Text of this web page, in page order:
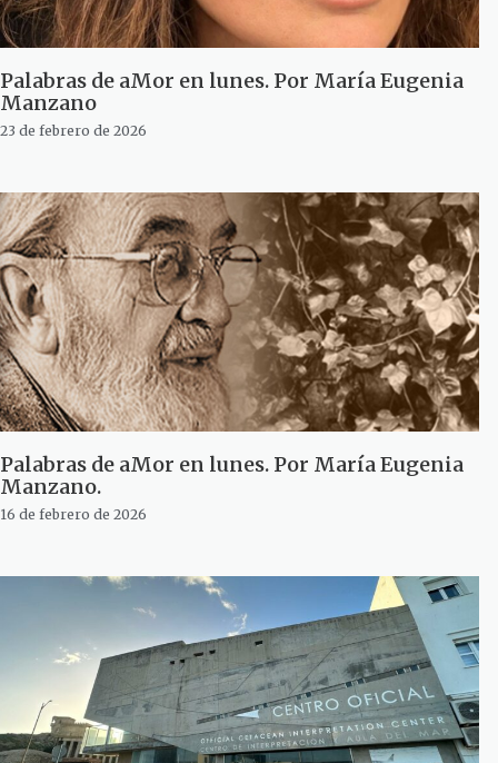
Palabras de aMor en lunes. Por María Eugenia
Manzano
23 de febrero de 2026
Palabras de aMor en lunes. Por María Eugenia
Manzano.
16 de febrero de 2026